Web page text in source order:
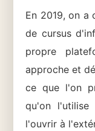
En 2019, on a
de cursus
propre
approche et
ce que l'on
qu'on
l'ouvrir à